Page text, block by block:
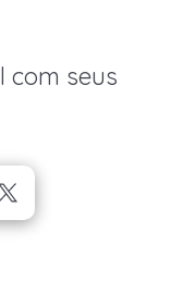
com seus